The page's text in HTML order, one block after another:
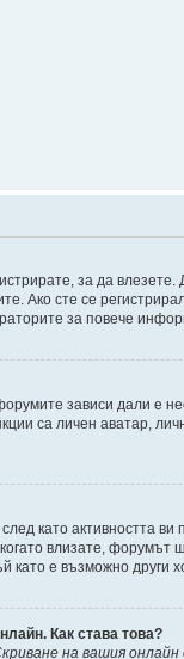
за да
Ако сте се
за повече
зависи дали е
са личен аватар,
след като активността
когато влизате, форумът
като е възможно
Как става това?
на вашия